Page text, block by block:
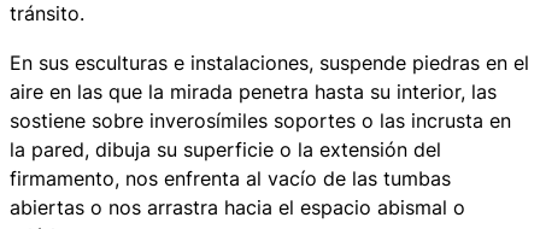
tránsito.
En sus esculturas e instalaciones, suspende piedras en el
aire en las que la mirada penetra hasta su interior, las
sostiene sobre inverosímiles soportes o las incrusta en
la pared, dibuja su superficie o la extensión del
firmamento, nos enfrenta al vacío de las tumbas
abiertas o nos arrastra hacia el espacio abismal o